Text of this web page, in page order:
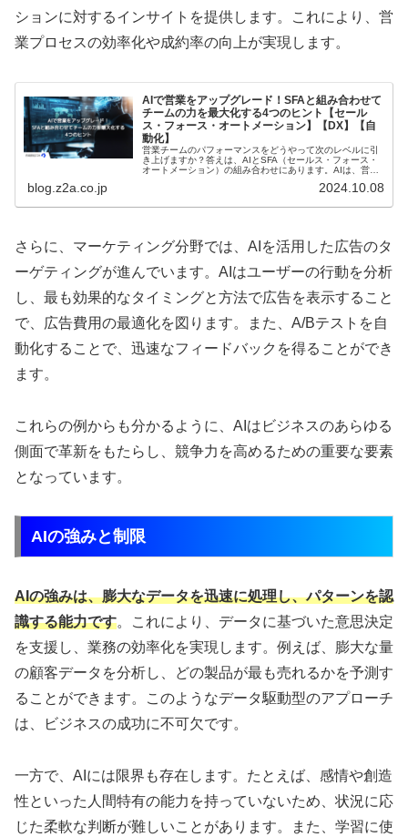
ションに対するインサイトを提供します。これにより、営
業プロセスの効率化や成約率の向上が実現します。
AIで営業をアップグレード！SFAと組み合わせて
チームの力を最大化する4つのヒント【セール
ス・フォース・オートメーション】【DX】【自
動化】
営業チームのパフォーマンスをどうやって次のレベルに引
き上げますか？答えは、AIとSFA（セールス・フォース・
オートメーション）の組み合わせにあります。AIは、営業
blog.z2a.co.jp 2024.10.08
さらに、マーケティング分野では、AIを活用した広告のタ
ーゲティングが進んでいます。AIはユーザーの行動を分析
し、最も効果的なタイミングと方法で広告を表示すること
で、広告費用の最適化を図ります。また、A/Bテストを自
動化することで、迅速なフィードバックを得ることができ
ます。
これらの例からも分かるように、AIはビジネスのあらゆる
側面で革新をもたらし、競争力を高めるための重要な要素
となっています。
AIの強みと制限
AIの強みは、膨大なデータを迅速に処理し、パターンを認
識する能力です。これにより、データに基づいた意思決定
を支援し、業務の効率化を実現します。例えば、膨大な量
の顧客データを分析し、どの製品が最も売れるかを予測す
ることができます。このようなデータ駆動型のアプローチ
は、ビジネスの成功に不可欠です。
一方で、AIには限界も存在します。たとえば、感情や創造
性といった人間特有の能力を持っていないため、状況に応
じた柔軟な判断が難しいことがあります。また、学習に使